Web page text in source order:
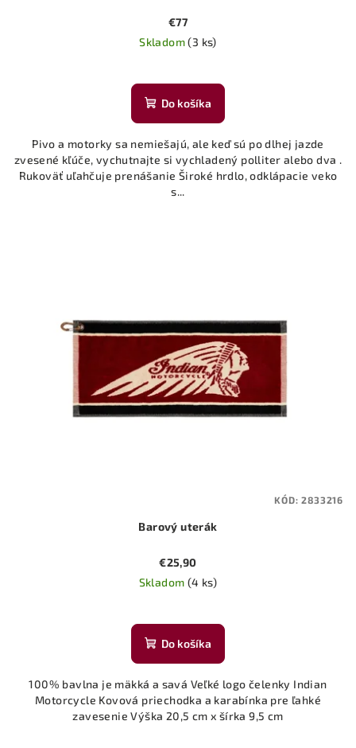
€77
Skladom(3 ks)
Do košíka
Pivo a motorky sa nemiešajú, ale keď sú po dlhej jazde
zvesené kľúče, vychutnajte si vychladený polliter alebo dva .
Rukoväť uľahčuje prenášanie Široké hrdlo, odklápacie veko
s...
Barový uterák
€25,90
Skladom (4 ks)
Do košíka
100% bavlna je mäkká a savá Veľké logo čelenky Indian
Motorcycle Kovová priechodka a karabínka pre ľahké
zavesenie Výška 20,5 cm x šírka 9,5 cm
KÓD:2833216